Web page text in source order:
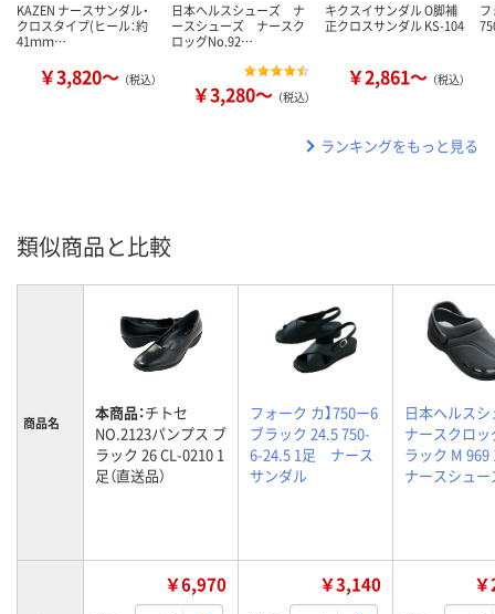
KAZEN ナースサンダル・
クロスタイプ(ヒール：約
41ｍｍ…
￥3,820～ （税込）
日本ヘルスシューズ ナ
ースシューズ ナースク
ロッグNo.92…
￥3,280～ （税込）
キクスイサンダル O脚補
正クロスサンダル KS-104
￥2,861～ （税込）
ランキングをもっと見る
類似商品と比較
商品名 本商品：チトセ
NO.2123パンプス ブ
ラック 26 CL-0210 1
足（直送品）
フォーク カ】750ー6
ブラック 24.5 750-
6-24.5 1足 ナース
サンダル
日本ヘルス
ナースクロッ
ラック M
ナースシュー
￥6,970 ￥3,140